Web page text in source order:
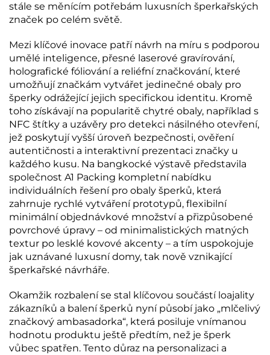
stále se měnícím potřebám luxusních šperkařských
značek po celém světě.
Mezi klíčové inovace patří návrh na míru s podporou
umělé inteligence, přesné laserové gravírování,
holografické fóliování a reliéfní značkování, které
umožňují značkám vytvářet jedinečné obaly pro
šperky odrážející jejich specifickou identitu. Kromě
toho získávají na popularitě chytré obaly, například s
NFC štítky a uzávěry pro detekci násilného otevření,
jež poskytují vyšší úroveň bezpečnosti, ověření
autentičnosti a interaktivní prezentaci značky u
každého kusu. Na bangkocké výstavě představila
společnost A1 Packing kompletní nabídku
individuálních řešení pro obaly šperků, která
zahrnuje rychlé vytváření prototypů, flexibilní
minimální objednávkové množství a přizpůsobené
povrchové úpravy – od minimalistických matných
textur po lesklé kovové akcenty – a tím uspokojuje
jak uznávané luxusní domy, tak nově vznikající
šperkařské návrháře.
Okamžik rozbalení se stal klíčovou součástí loajality
zákazníků a balení šperků nyní působí jako „mlčelivý
značkový ambasadorka“, která posiluje vnímanou
hodnotu produktu ještě předtím, než je šperk
vůbec spatřen. Tento důraz na personalizaci a